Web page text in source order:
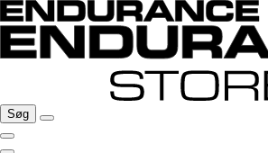
Søg